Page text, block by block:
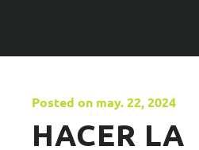
Posted on may. 22, 2024
HACER LA